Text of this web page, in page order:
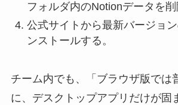
フォルダ内のNotionデータを削
公式サイトから最新バージョ
ンストールする。
チーム内でも、「ブラウザ版では
に、デスクトップアプリだけが固